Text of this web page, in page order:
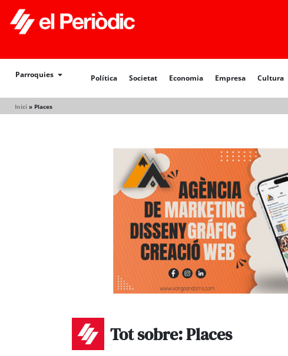
Parroquies Política Societat Economia Empresa Cultura
Inici » Places
Política Societat
Tot sobre: Places